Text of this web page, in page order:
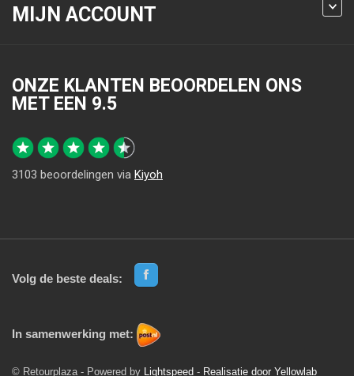
MIJN ACCOUNT
ONZE KLANTEN BEOORDELEN ONS
MET EEN 9.5
3103 beoordelingen via Kiyoh
Volg de beste deals:
In samenwerking met:
© Retourplaza - Powered by Lightspeed - Realisatie door Yellowlab